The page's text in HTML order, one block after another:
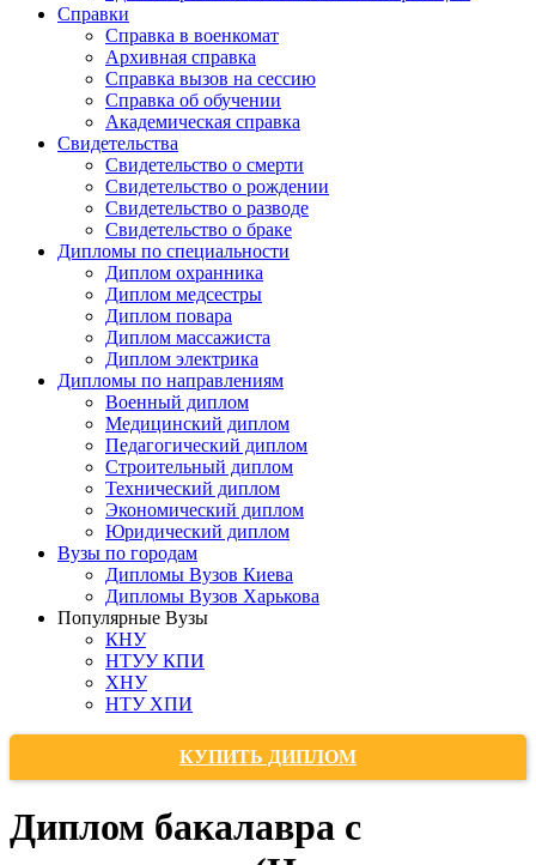
Справки
Справка в военкомат
Архивная справка
Справка вызов на сессию
Справка об обучении
Академическая справка
Свидетельства
Свидетельство о смерти
Свидетельство о рождении
Свидетельство о разводе
Свидетельство о браке
Дипломы по специальности
Диплом охранника
Диплом медсестры
Диплом повара
Диплом массажиста
Диплом электрика
Дипломы по направлениям
Военный диплом
Медицинский диплом
Педагогический диплом
Строительный диплом
Технический диплом
Экономический диплом
Юридический диплом
Вузы по городам
Дипломы Вузов Киева
Дипломы Вузов Харькова
Популярные Вузы
КНУ
НТУУ КПИ
ХНУ
НТУ ХПИ
КУПИТЬ ДИПЛОМ
Диплом бакалавра с